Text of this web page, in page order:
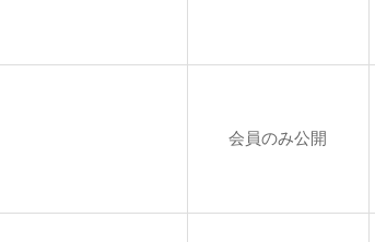
会員のみ公開